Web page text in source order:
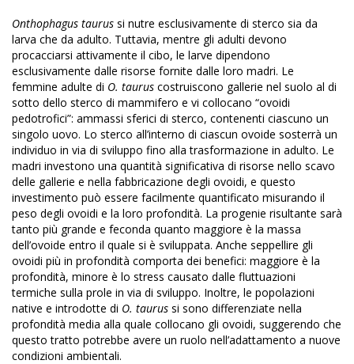
Onthophagus taurus si nutre esclusivamente di sterco sia da
larva che da adulto. Tuttavia, mentre gli adulti devono
procacciarsi attivamente il cibo, le larve dipendono
esclusivamente dalle risorse fornite dalle loro madri. Le
femmine adulte di O. taurus costruiscono gallerie nel suolo al di
sotto dello sterco di mammifero e vi collocano “ovoidi
pedotrofici”: ammassi sferici di sterco, contenenti ciascuno un
singolo uovo. Lo sterco all’interno di ciascun ovoide sosterrà un
individuo in via di sviluppo fino alla trasformazione in adulto. Le
madri investono una quantità significativa di risorse nello scavo
delle gallerie e nella fabbricazione degli ovoidi, e questo
investimento può essere facilmente quantificato misurando il
peso degli ovoidi e la loro profondità. La progenie risultante sarà
tanto più grande e feconda quanto maggiore è la massa
dell’ovoide entro il quale si è sviluppata. Anche seppellire gli
ovoidi più in profondità comporta dei benefici: maggiore è la
profondità, minore è lo stress causato dalle fluttuazioni
termiche sulla prole in via di sviluppo. Inoltre, le popolazioni
native e introdotte di O. taurus si sono differenziate nella
profondità media alla quale collocano gli ovoidi, suggerendo che
questo tratto potrebbe avere un ruolo nell’adattamento a nuove
condizioni ambientali.